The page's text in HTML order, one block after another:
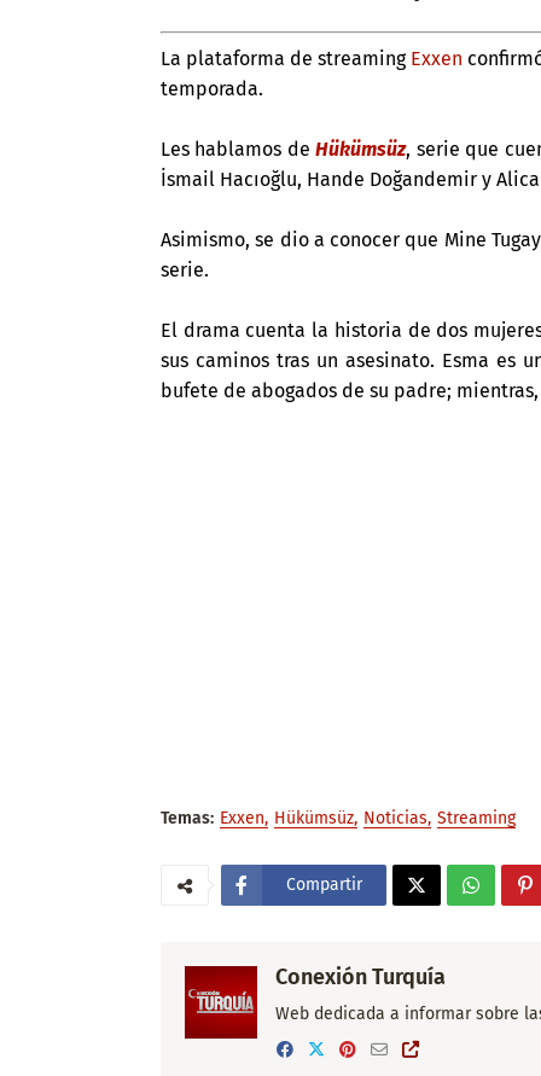
La plataforma de streaming Exxen
temporada.
Les hablamos deHükümsüz, serie que
İsmail Hacıoğlu, Hande Doğandemir y
Asimismo, se dio a conocer que Mine
serie.
El drama cuenta la historia de dos
sus caminos tras un asesinato. Esma es
bufete de abogados de su padre;
Temas: Exxen Hükümsüz Noticias Streaming
Compartir
Conexión Turquía
Web dedicada a informar sobre